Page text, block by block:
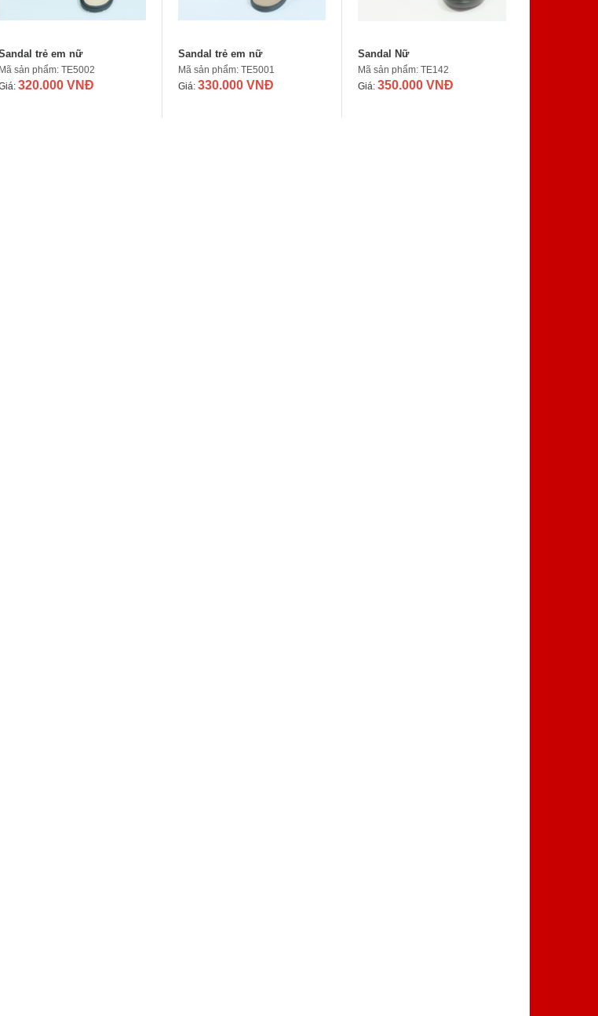
trẻ em nữ
Mã sản phẩm: TE5002
320.000 VNĐ
Sandal trẻ em nữ
Mã sản phẩm: TE5001
Giá: 330.000 VNĐ
Sandal Nữ
Mã sản phẩm: TE142
Giá: 350.000 VNĐ